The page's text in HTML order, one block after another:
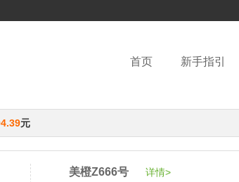
首页 新手指引
元
美橙Z666号 详情>